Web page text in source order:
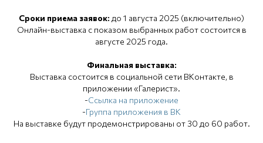
Сроки приема заявок: до 1 августа 2025 (включительно)
Онлайн-выставка с показом выбранных работ состоится в
августе 2025 года.
Финальная выставка:
Выставка состоится в социальной сети ВКонтакте, в
приложении «Галерист».
-Ссылка на приложение
-Группа приложения в ВК
На выставке будут продемонстрированы от 30 до 60 работ.